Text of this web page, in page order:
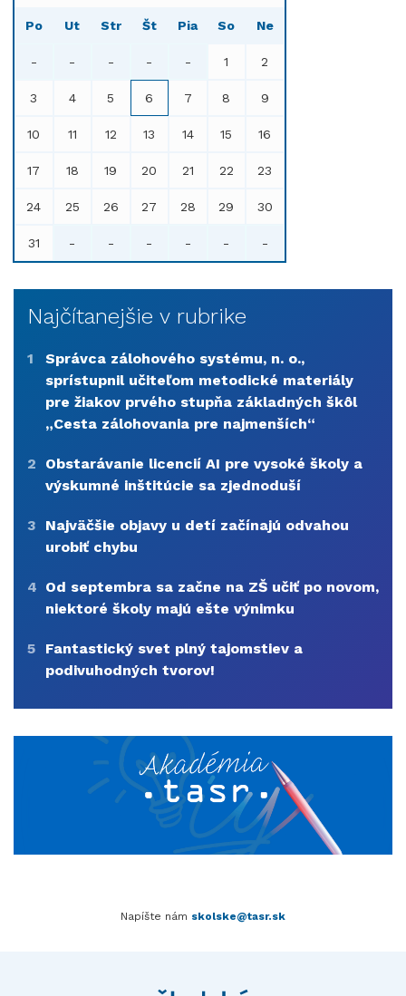
Po Ut Str Št Pia So Ne
- - - - - 1 2
3 4 5 6 7 8 9
10 11 12 13 14 15 16
17 18 19 20 21 22 23
24 25 26 27 28 29 30
31 - - - - - -
Najčítanejšie v rubrike
1
Správca zálohového systému, n. o.,
sprístupnil učiteľom metodické materiály
pre žiakov prvého stupňa základných škôl
„Cesta zálohovania pre najmenších“
2
Obstarávanie licencií AI pre vysoké školy a
výskumné inštitúcie sa zjednoduší
3
Najväčšie objavy u detí začínajú odvahou
urobiť chybu
4 Od septembra sa začne na ZŠ učiť po novom,
niektoré školy majú ešte výnimku
5
Fantastický svet plný tajomstiev a
podivuhodných tvorov!
Napíšte nám skolske@tasr.sk